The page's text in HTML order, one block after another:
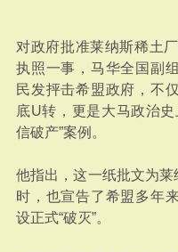
对政府批准莱纳斯稀土
执照一事，马华全国副
民发抨击希盟政府，不
底U转，更是大马政治史
信破产”案例。
他指出，这一纸批文为莱
时，也宣告了希盟多年
设正式“破灭”。